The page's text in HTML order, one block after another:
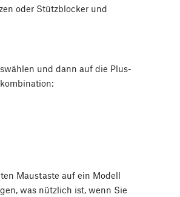
oder Stützblocker und
und dann auf die Plus-
Maustaste auf ein Modell
was nützlich ist, wenn Sie